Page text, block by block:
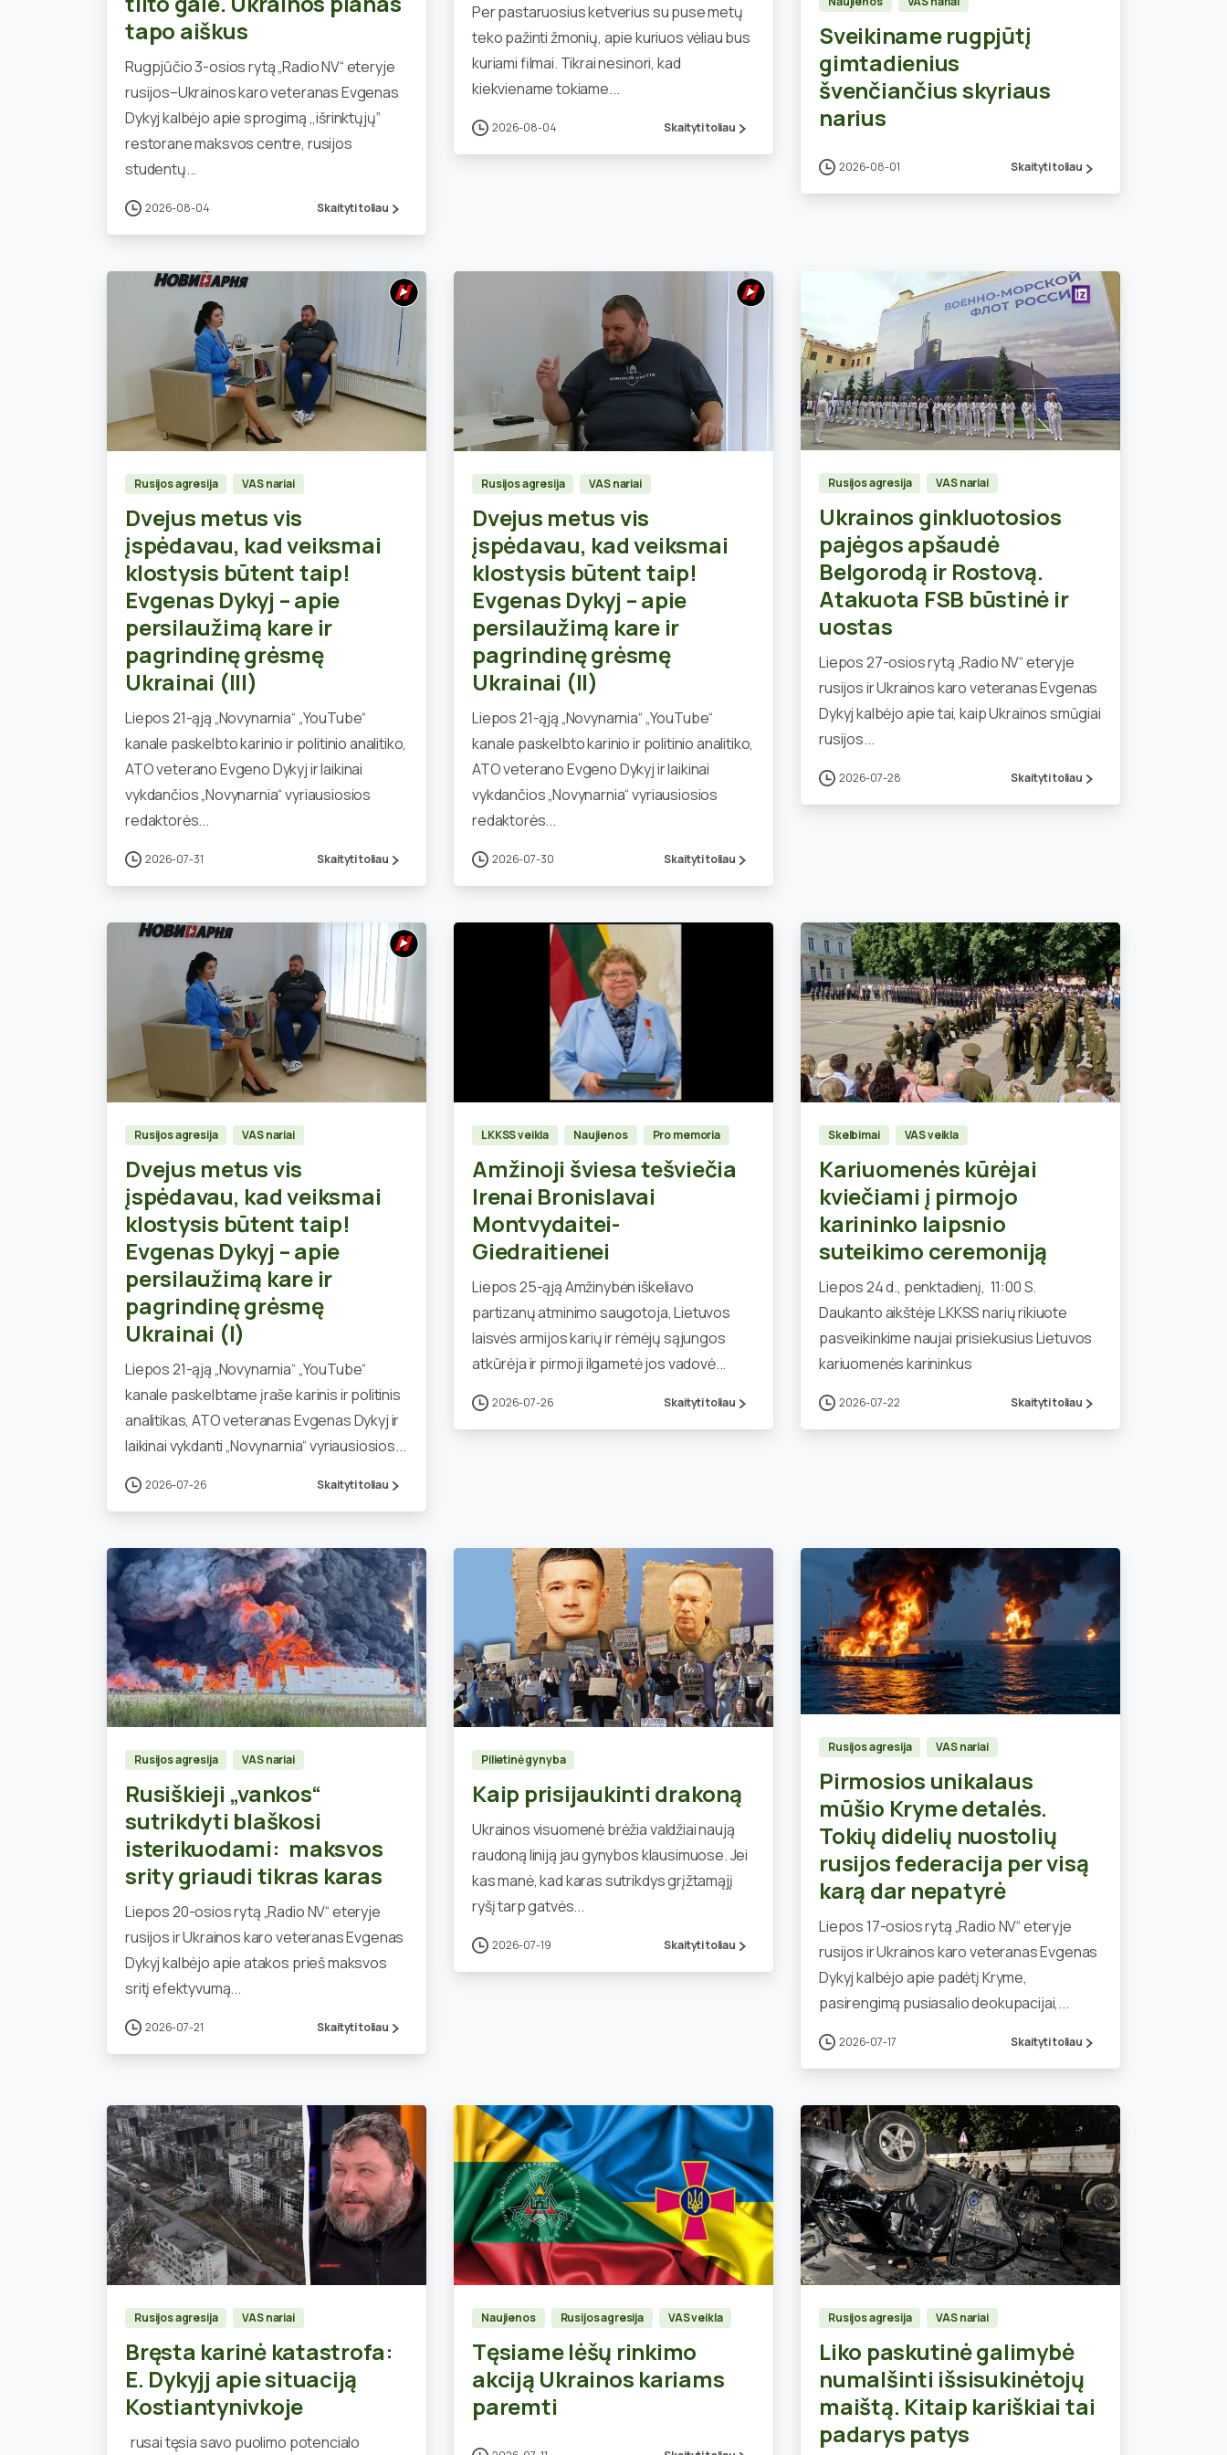
tapo aiškus
Rugpjūčio 3-osios rytą „Radio NV“ eteryje
rusijos–Ukrainos karo veteranas Evgenas
Dykyj kalbėjo apie sprogimą ,,išrinktųjų‘‘
restorane maksvos centre, rusijos
studentų...
2026-08-04 Skaityti toliau
Per pastaruosius ketverius su puse metų
teko pažinti žmonių, apie kuriuos vėliau bus
kuriami filmai. Tikrai nesinori, kad
kiekviename tokiame...
2026-08-04 Skaityti toliau
Sveikiname rugpjūtį
gimtadienius
švenčiančius skyriaus
narius
2026-08-01 Skaityti toliau
0
Rusijos agresija VAS nariai
Dvejus metus vis
įspėdavau, kad veiksmai
klostysis būtent taip!
Evgenas Dykyj – apie
persilaužimą kare ir
pagrindinę grėsmę
Ukrainai (III)
Liepos 21-ąją „Novynarnia“ „YouTube“
kanale paskelbto karinio ir politinio analitiko,
ATO veterano Evgeno Dykyj ir laikinai
vykdančios „Novynarnia“ vyriausiosios
redaktorės...
2026-07-31 Skaityti toliau
Rusijos agresija VAS nariai
Dvejus metus vis
įspėdavau, kad veiksmai
klostysis būtent taip!
Evgenas Dykyj – apie
persilaužimą kare ir
pagrindinę grėsmę
Ukrainai (II)
Liepos 21-ąją „Novynarnia“ „YouTube“
kanale paskelbto karinio ir politinio analitiko,
ATO veterano Evgeno Dykyj ir laikinai
vykdančios „Novynarnia“ vyriausiosios
redaktorės...
2026-07-30 Skaityti toliau
0
Rusijos agresija VAS nariai
Ukrainos ginkluotosios
pajėgos apšaudė
Belgorodą ir Rostovą.
Atakuota FSB būstinė ir
uostas
Liepos 27-osios rytą „Radio NV“ eteryje
rusijos ir Ukrainos karo veteranas Evgenas
Dykyj kalbėjo apie tai, kaip Ukrainos smūgiai
rusijos...
2026-07-28 Skaityti toliau
0
Rusijos agresija VAS nariai
Dvejus metus vis
įspėdavau, kad veiksmai
klostysis būtent taip!
Evgenas Dykyj – apie
persilaužimą kare ir
pagrindinę grėsmę
Ukrainai (I)
Liepos 21-ąją „Novynarnia“ „YouTube“
kanale paskelbtame įraše karinis ir politinis
analitikas, ATO veteranas Evgenas Dykyj ir
laikinai vykdanti „Novynarnia“ vyriausiosios...
2026-07-26 Skaityti toliau
LKKSS veikla Naujienos Pro memoria
Amžinoji šviesa tešviečia
Irenai Bronislavai
Montvydaitei-
Giedraitienei
Liepos 25-ąją Amžinybėn iškeliavo
partizanų atminimo saugotoja, Lietuvos
laisvės armijos karių ir rėmėjų sąjungos
atkūrėja ir pirmoji ilgametė jos vadovė...
2026-07-26 Skaityti toliau
2
Skelbimai VAS veikla
Kariuomenės kūrėjai
kviečiami į pirmojo
karininko laipsnio
suteikimo ceremoniją
Liepos 24 d., penktadienį, 11:00 S.
Daukanto aikštėje LKKSS narių rikiuote
pasveikinkime naujai prisiekusius Lietuvos
kariuomenės karininkus
2026-07-22 Skaityti toliau
0
Rusijos agresija VAS nariai
Rusiškieji „vankos“
sutrikdyti blaškosi
isterikuodami: maksvos
srity griaudi tikras karas
Liepos 20-osios rytą „Radio NV“ eteryje
rusijos ir Ukrainos karo veteranas Evgenas
Dykyj kalbėjo apie atakos prieš maksvos
sritį efektyvumą...
2026-07-21 Skaityti toliau
0
Pilietinė gynyba
Kaip prisijaukinti drakoną
Ukrainos visuomenė brėžia valdžiai naują
raudoną liniją jau gynybos klausimuose. Jei
kas manė, kad karas sutrikdys grįžtamąjį
ryšį tarp gatvės...
2026-07-19 Skaityti toliau
0
Rusijos agresija VAS nariai
Pirmosios unikalaus
mūšio Kryme detalės.
Tokių didelių nuostolių
rusijos federacija per visą
karą dar nepatyrė
Liepos 17-osios rytą „Radio NV“ eteryje
rusijos ir Ukrainos karo veteranas Evgenas
Dykyj kalbėjo apie padėtį Kryme,
pasirengimą pusiasalio deokupacijai,...
2026-07-17 Skaityti toliau
0
Rusijos agresija VAS nariai
Bręsta karinė katastrofa:
E. Dykyjj apie situaciją
Kostiantynivkoje
rusai tęsia savo puolimo potencialo
9
Naujienos Rusijos agresija VAS veikla
Tęsiame lėšų rinkimo
akciją Ukrainos kariams
paremti
0
Rusijos agresija VAS nariai
Liko paskutinė galimybė
numalšinti išsisukinėtojų
maištą. Kitaip kariškiai tai
padarys patys